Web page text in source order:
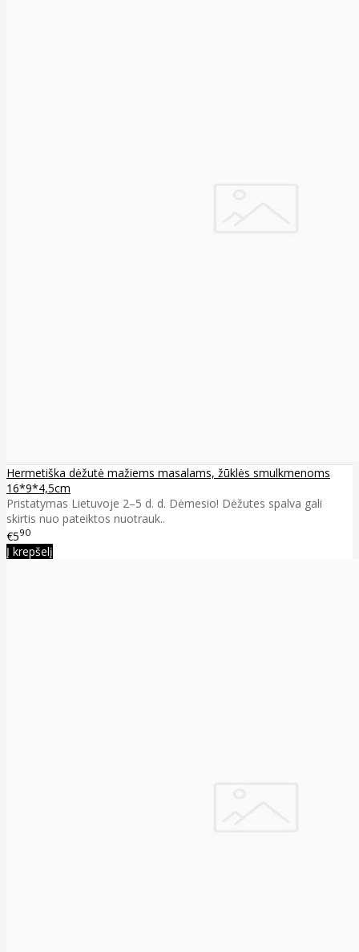
Hermetiška dėžutė mažiems masalams, žūklės smulkmenoms
16*9*4,5cm
Pristatymas Lietuvoje 2–5 d. d. Dėmesio! Dėžutes spalva gali
skirtis nuo pateiktos nuotrauk..
€590
Į krepšelį